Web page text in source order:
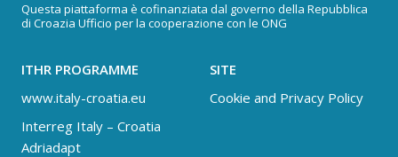
Questa piattaforma è cofinanziata dal governo della Repubblica
di Croazia Ufficio per la cooperazione con le ONG
ITHR PROGRAMME
www.italy-croatia.eu
Interreg Italy – Croatia
Adriadapt
SITE
Cookie and Privacy Policy